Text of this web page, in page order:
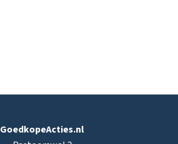
GoedkopeActies.nl